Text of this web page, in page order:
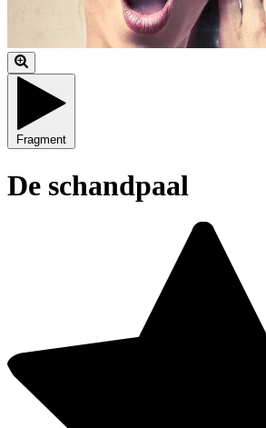
Fragment
De schandpaal